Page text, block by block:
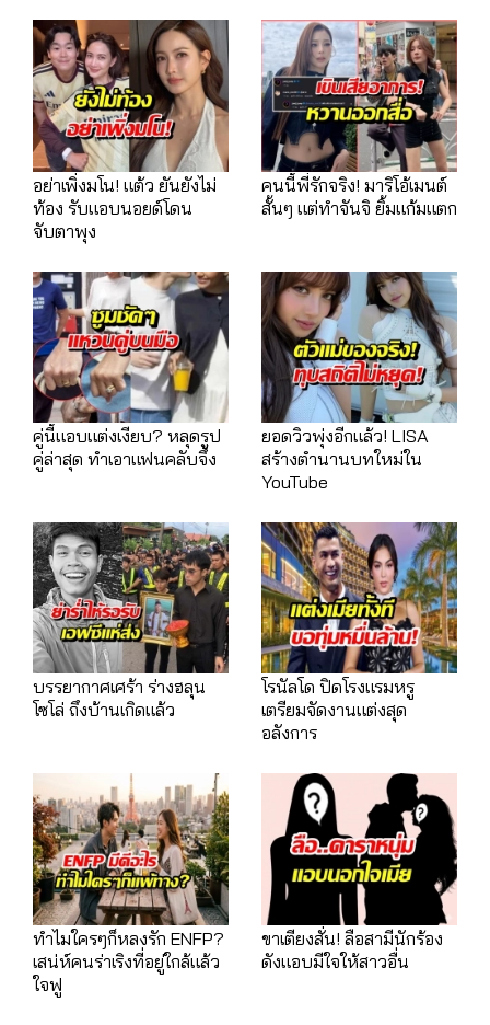
อย่าเพิ่งมโน! แต้ว ยันยังไม่
ท้อง รับแอบนอยด์โดน
จับตาพุง
คนนี้พี่รักจริง! มาริโอ้เมนต์
สั้นๆ แต่ทำจันจิ ยิ้มแก้มแตก
คู่นี้แอบแต่งเงียบ? หลุดรูป
คู่ล่าสุด ทำเอาแฟนคลับจึ้ง
ยอดวิวพุ่งอีกแล้ว! LISA
สร้างตำนานบทใหม่ใน
YouTube
บรรยากาศเศร้า ร่างฮลุน
โซโล่ ถึงบ้านเกิดแล้ว
โรนัลโด ปิดโรงแรมหรู
เตรียมจัดงานแต่งสุด
อลังการ
ทำไมใครๆก็หลงรัก ENFP?
เสน่ห์คนร่าเริงที่อยู่ใกล้แล้ว
ใจฟู
ขาเตียงสั่น! ลือสามีนักร้อง
ดังแอบมีใจให้สาวอื่น